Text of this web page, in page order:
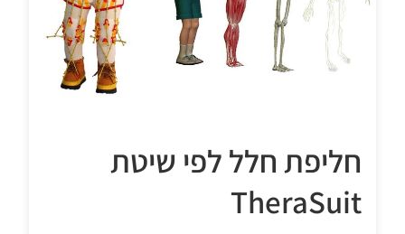
חליפת חלל לפי שיטת
TheraSuit